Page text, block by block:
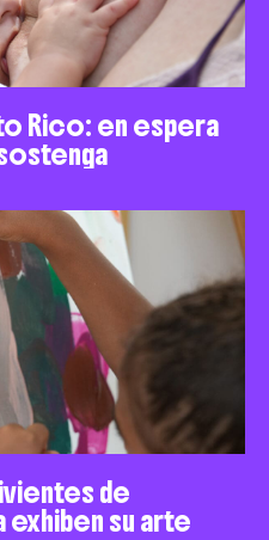
Rico: en espera
de
su arte